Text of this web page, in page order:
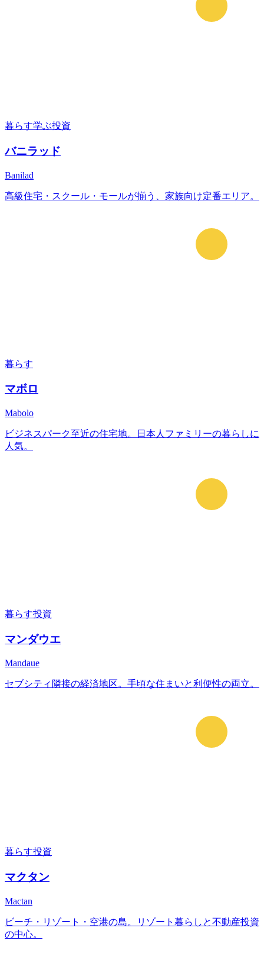
暮らす学ぶ投資
バニラッド
Banilad
高級住宅・スクール・モールが揃う、家族向け定番エリア。
暮らす
マボロ
Mabolo
ビジネスパーク至近の住宅地。日本人ファミリーの暮らしに
人気。
暮らす投資
マンダウエ
Mandaue
セブシティ隣接の経済地区。手頃な住まいと利便性の両立。
暮らす投資
マクタン
Mactan
ビーチ・リゾート・空港の島。リゾート暮らしと不動産投資
の中心。